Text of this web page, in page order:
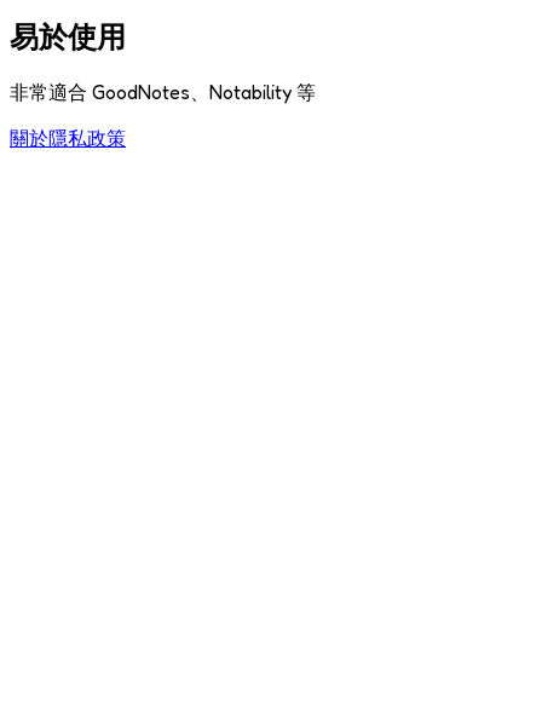
易於使用
非常適合 GoodNotes、Notability 等
關於隱私政策